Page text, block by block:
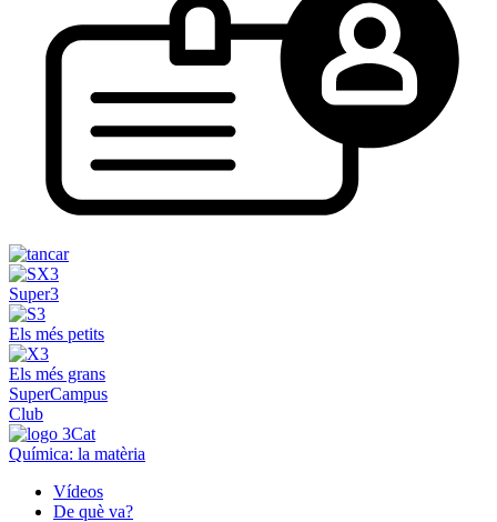
Super3
Els més petits
Els més grans
SuperCampus
Club
Química: la matèria
Vídeos
De què va?